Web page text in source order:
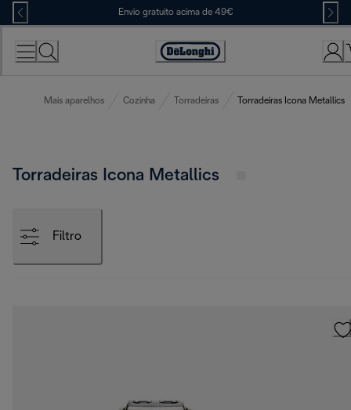
Skip
to
Content
Envio gratuito acima de 49€
Accessibility
Mais aparelhos Cozinha Torradeiras Torradeiras Icona Metallics
Torradeiras Icona Metallics
Filtro